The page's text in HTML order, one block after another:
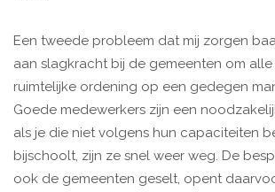
Een tweede probleem dat mij zorgen
aan slagkracht bij de gemeenten om
ruimtelijke ordening op een gedegen
Goede medewerkers zijn een
als je die niet volgens hun capaciteiten
bijschoolt, zijn ze snel weer weg. De
ook de gemeenten geselt, opent